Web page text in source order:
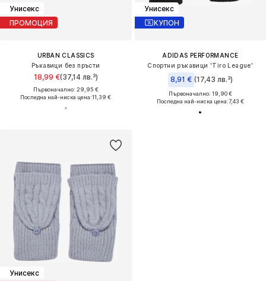
Унисекс
ПРОМОЦИЯ
URBAN CLASSICS
Ръкавици без пръсти
18,99 €(37,14 лв.³)
Първоначално: 29,95 €
Последна най-ниска цена:11,39 €
Унисекс
КУПОН
ADIDAS PERFORMANCE
Спортни ръкавици 'Tiro League'
8,91 € (17,43 лв.³)
Първоначално: 19,90 €
Последна най-ниска цена:7,43 €
Унисекс